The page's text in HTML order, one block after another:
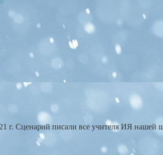
г. Сценарий писали все учителя ИЯ